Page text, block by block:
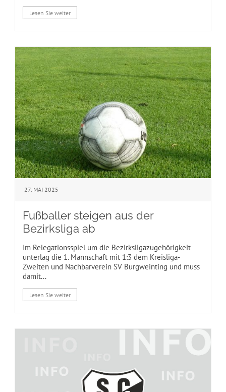
Lesen Sie weiter
27. MAI 2025
Fußballer steigen aus der
Bezirksliga ab
Im Relegationsspiel um die Bezirksligazugehörigkeit
unterlag die 1. Mannschaft mit 1:3 dem Kreisliga-
Zweiten und Nachbarverein SV Burgweinting und muss
damit...
Lesen Sie weiter